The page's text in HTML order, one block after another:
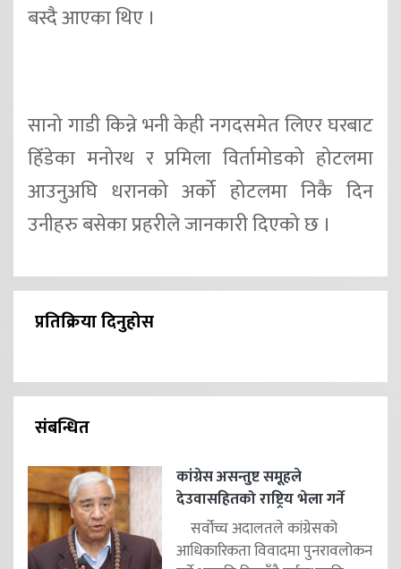
बस्दै आएका थिए ।
सानो गाडी किन्ने भनी केही नगदसमेत लिएर घरबाट
हिँडेका मनोरथ र प्रमिला विर्तामोडको होटलमा
आउनुअघि धरानको अर्को होटलमा निकै दिन
उनीहरु बसेका प्रहरीले जानकारी दिएको छ ।
प्रतिक्रिया दिनुहोस
संबन्धित
कांग्रेस असन्तुष्ट समूहले
देउवासहितको राष्ट्रिय भेला गर्ने
सर्वोच्च अदालतले कांग्रेसको
आधिकारिकता विवादमा पुनरावलोकन